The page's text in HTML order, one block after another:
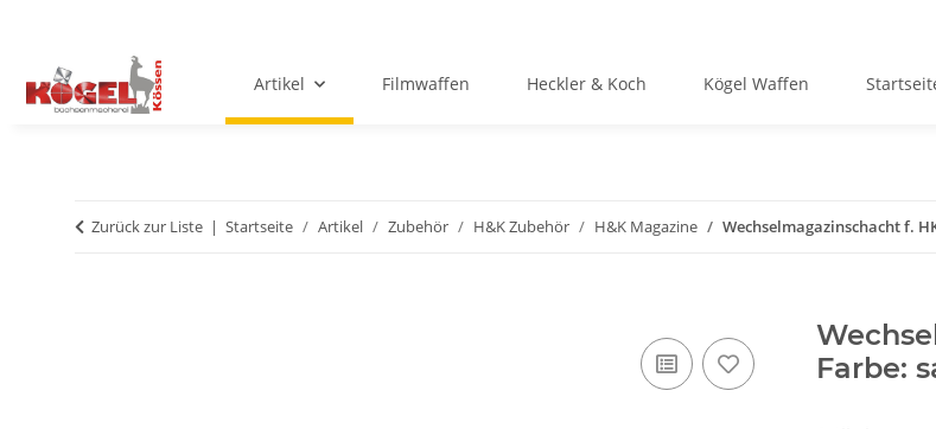
Artikel Filmwaffen Heckler & Koch Kögel Waffen
Zurück zur Liste Startseite Artikel Zubehör H&K Zubehör H&K Magazine Wechselmagazinschacht f.
Farbe: